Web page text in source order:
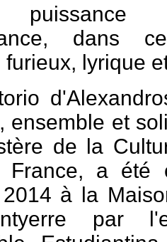
dans
furieux, lyrique
ensemble et
de la
France, a
à la
par